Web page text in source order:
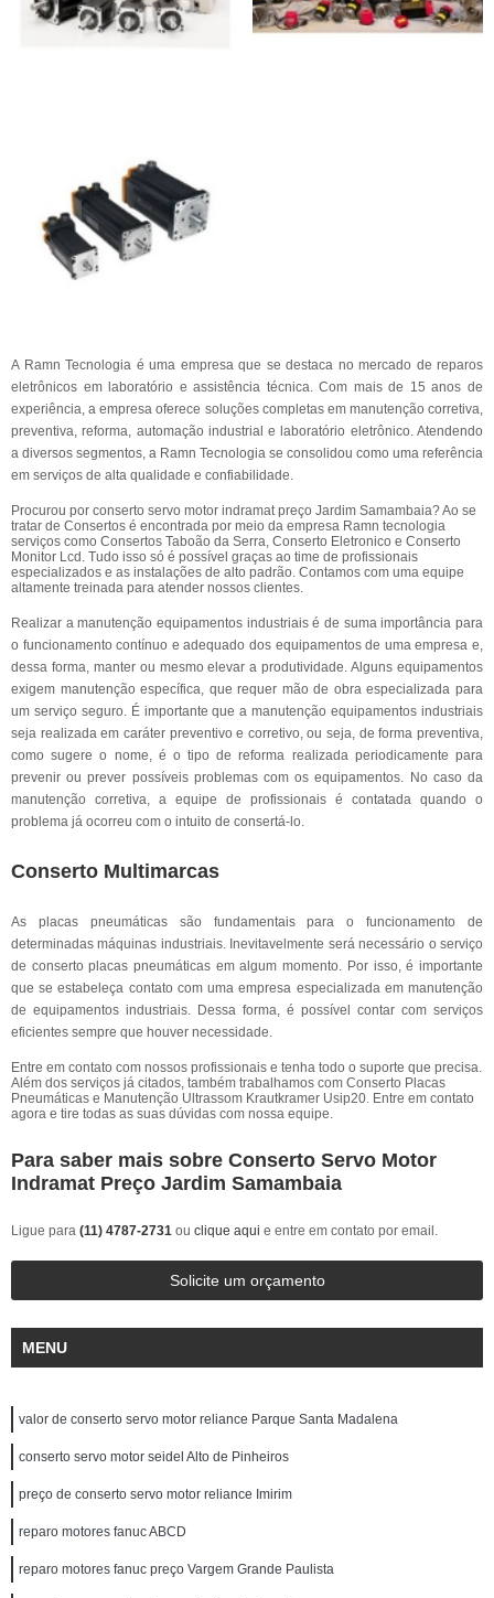
A Ramn Tecnologia é uma empresa que se destaca no mercado de reparos
eletrônicos em laboratório e assistência técnica. Com mais de 15 anos de
experiência, a empresa oferece soluções completas em manutenção corretiva,
preventiva, reforma, automação industrial e laboratório eletrônico. Atendendo
a diversos segmentos, a Ramn Tecnologia se consolidou como uma referência
em serviços de alta qualidade e confiabilidade.
Procurou por conserto servo motor indramat preço Jardim Samambaia? Ao se
tratar de Consertos é encontrada por meio da empresa Ramn tecnologia
serviços como Consertos Taboão da Serra, Conserto Eletronico e Conserto
Monitor Lcd. Tudo isso só é possível graças ao time de profissionais
especializados e as instalações de alto padrão. Contamos com uma equipe
altamente treinada para atender nossos clientes.
Realizar a manutenção equipamentos industriais é de suma importância para
o funcionamento contínuo e adequado dos equipamentos de uma empresa e,
dessa forma, manter ou mesmo elevar a produtividade. Alguns equipamentos
exigem manutenção específica, que requer mão de obra especializada para
um serviço seguro. É importante que a manutenção equipamentos industriais
seja realizada em caráter preventivo e corretivo, ou seja, de forma preventiva,
como sugere o nome, é o tipo de reforma realizada periodicamente para
prevenir ou prever possíveis problemas com os equipamentos. No caso da
manutenção corretiva, a equipe de profissionais é contatada quando o
problema já ocorreu com o intuito de consertá-lo.
Conserto Multimarcas
As placas pneumáticas são fundamentais para o funcionamento de
determinadas máquinas industriais. Inevitavelmente será necessário o serviço
de conserto placas pneumáticas em algum momento. Por isso, é importante
que se estabeleça contato com uma empresa especializada em manutenção
de equipamentos industriais. Dessa forma, é possível contar com serviços
eficientes sempre que houver necessidade.
Entre em contato com nossos profissionais e tenha todo o suporte que precisa.
Além dos serviços já citados, também trabalhamos com Conserto Placas
Pneumáticas e Manutenção Ultrassom Krautkramer Usip20. Entre em contato
agora e tire todas as suas dúvidas com nossa equipe.
Para saber mais sobre Conserto Servo Motor
Indramat Preço Jardim Samambaia
Ligue para (11) 4787-2731 ou clique aqui e entre em contato por email.
Solicite um orçamento
MENU
valor de conserto servo motor reliance Parque Santa Madalena
conserto servo motor seidel Alto de Pinheiros
preço de conserto servo motor reliance Imirim
reparo motores fanuc ABCD
reparo motores fanuc preço Vargem Grande Paulista